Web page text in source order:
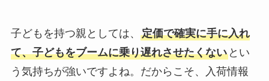
子どもを持つ親としては、 定価で確実に手に入れ
て、子どもをブームに乗り遅れさせたくないとい
う気持ちが強いですよね。だからこそ、入荷情報